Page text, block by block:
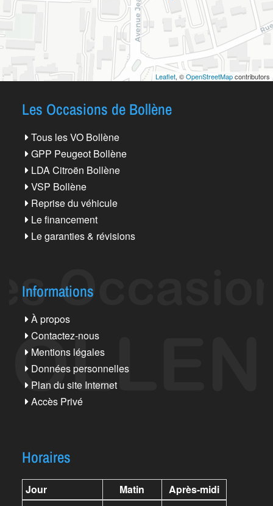
Leaflet, ©OpenStreetMapcontributors
Les Occasions de Bollène
Tous les VO Bollène
GPP Peugeot Bollène
LDA Citroën Bollène
VSP Bollène
Reprise du véhicule
Le financement
Le garanties & révisions
Informations
À propos
Contactez-nous
Mentions légales
Données personnelles
Plan du site Internet
Accès Privé
Horaires
Jour Matin
Après-midi